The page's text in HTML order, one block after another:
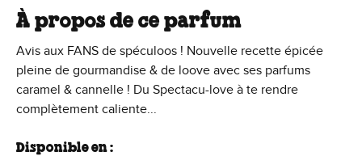
À propos de ce parfum
Avis aux FANS de spéculoos ! Nouvelle recette épicée
pleine de gourmandise & de loove avec ses parfums
caramel & cannelle ! Du Spectacu-love à te rendre
complètement caliente...
Disponible en :